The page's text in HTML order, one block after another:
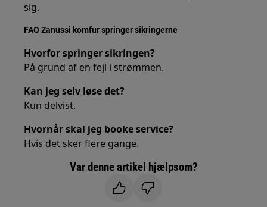
sig.
FAQ Zanussi komfur springer sikringerne
Hvorfor springer sikringen?
På grund af en fejl i strømmen.
Kan jeg selv løse det?
Kun delvist.
Hvornår skal jeg booke service?
Hvis det sker flere gange.
Var denne artikel hjælpsom?